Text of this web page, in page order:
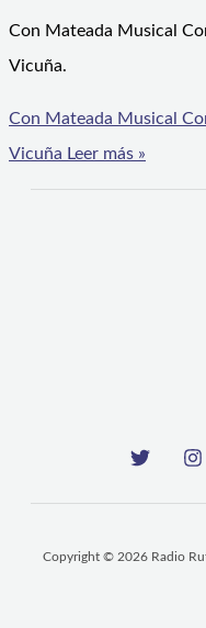
Con Mateada Musical
Vicuña.
Con Mateada Musical
Vicuña Leer más »
Copyright © 2026 Radio